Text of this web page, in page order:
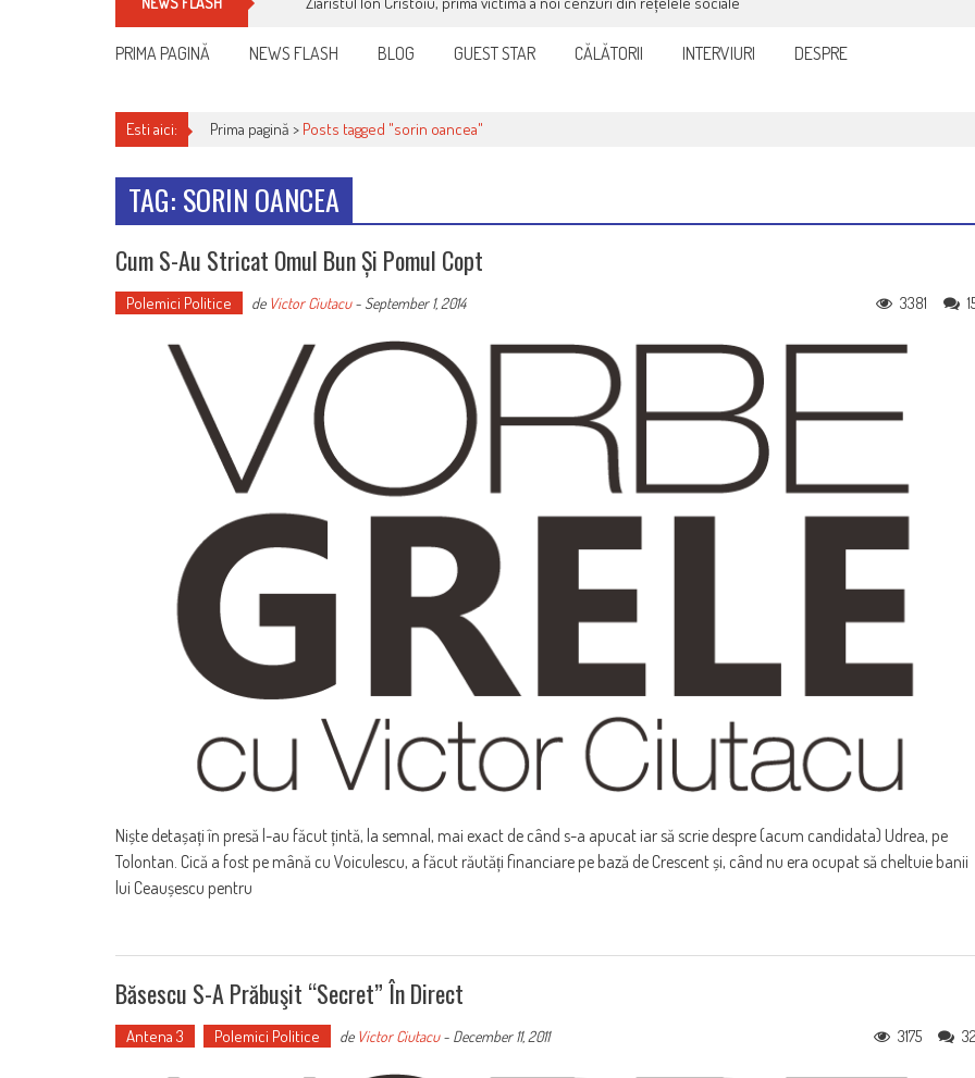
PRIMA PAGINĂ NEWS FLASH BLOG GUEST STAR CĂLĂTORII INTERVIURI DESPRE
Esti aici: Prima pagină > Posts tagged "sorin oancea"
TAG: SORIN OANCEA
Cum S-Au Stricat Omul Bun Și Pomul Copt
Polemici Politice de Victor Ciutacu- September 1, 2014 3381
Niște detașați în presă l-au făcut țintă, la semnal, mai exact de când s-a apucat iar să scrie despre (acum candidata) Udrea, pe
Tolontan. Cică a fost pe mână cu Voiculescu, a făcut răutăți financiare pe bază de Crescent și, când nu era ocupat să cheltuie banii
lui Ceaușescu pentru
Băsescu S-A Prăbuşit “secret” În Direct
Antena 3 Polemici Politice de Victor Ciutacu- December 11, 2011 3175